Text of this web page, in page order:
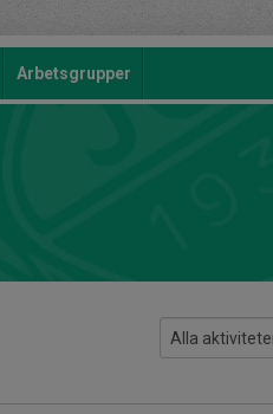
Arbetsgrupper